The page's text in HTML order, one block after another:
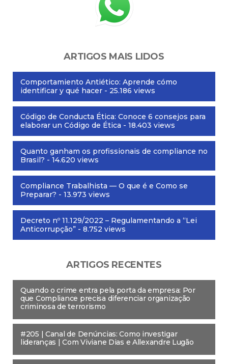
ARTIGOS MAIS LIDOS
Comportamiento Antiético: Aprende cómo
identificar y qué hacer - 25.186 views
Código de Conducta Ética: Conoce 6 consejos para
elaborar un Código de Ética - 18.403 views
Quanto ganham os profissionais de compliance no
Brasil? - 14.620 views
Compliance Trabalhista — O que é e Como se
Preparar? - 13.973 views
Decreto nº 11.129/2022 – Regulamentando a “Lei
Anticorrupção” - 8.752 views
ARTIGOS RECENTES
Quando o crime entra pela porta da empresa: Por
que Compliance precisa diferenciar organização
criminosa de terrorismo
#205 | Canal de Denúncias: Como investigar
lideranças | Com Viviane Dias e Allexandre Lugão